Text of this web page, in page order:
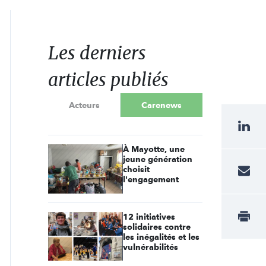
Les derniers
articles publiés
Acteurs Carenews
À Mayotte, une
jeune génération
choisit
l'engagement
12 initiatives
solidaires contre
les inégalités et les
vulnérabilités